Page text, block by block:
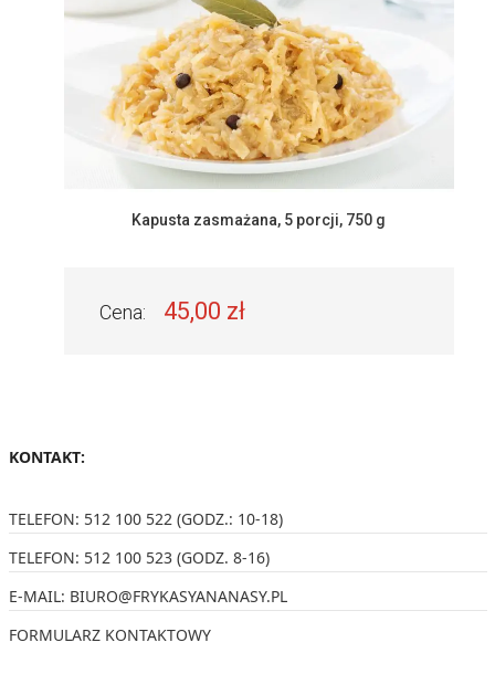
Kapusta zasmażana, 5 porcji, 750 g
Cena: 45,00 zł
KONTAKT:
TELEFON: 512 100 522(GODZ.: 10-18)
TELEFON: 512 100 523(GODZ. 8-16)
E-MAIL: BIURO@FRYKASYANANASY.PL
FORMULARZ KONTAKTOWY